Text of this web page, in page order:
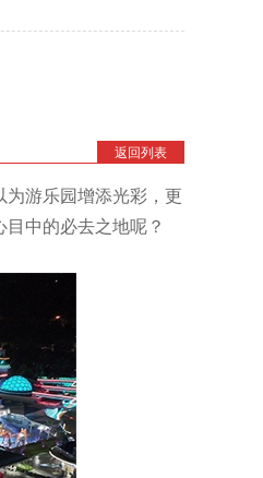
返回列表
游乐园增添光彩，更
中的必去之地呢？